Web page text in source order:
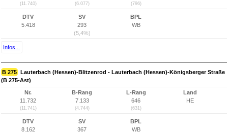
(11.740) (6.077) (796)
DTV
5.418
SV
293
(5,4%)
BPL
WB
Infos...
B 275 Lauterbach (Hessen)-Blitzenrod - Lauterbach (Hessen)-Königsberger Straße
(B 275-Ast)
Nr.
11.732
(11.741)
B-Rang
7.133
(4.744)
L-Rang
646
(631)
Land
HE
DTV
8.162
SV
367
BPL
WB